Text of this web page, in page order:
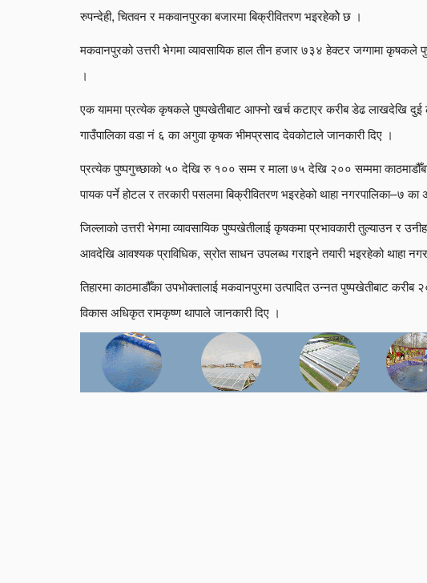
रुपन्देही, चितवन र मकवानपुरका बजारमा बिक्रीवितरण भइरहेकोे छ ।
मकवानपुरको उत्तरी भेगमा व्यावसायिक हाल तीन हजार ७३४ हेक्टर जग्गामा कृषकले
।
एक याममा प्रत्येक कृषकले पुष्पखेतीबाट आफ्नो खर्च कटाएर करीब डेढ लाखदेखि दुई
गाउँपालिका वडा नं ६ का अगुवा कृषक भीमप्रसाद देवकोटाले जानकारी दिए ।
प्रत्येक पुष्पगुच्छाको ५० देखि रु १०० सम्म र माला ७५ देखि २०० सम्ममा
पायक पर्ने होटल र तरकारी पसलमा बिक्रीवितरण भइरहेको थाहा नगरपालिका–७
जिल्लाको उत्तरी भेगमा व्यावसायिक पुष्पखेतीलाई कृषकमा प्रभावकारी तुल्याउन र
आवदेखि आवश्यक प्राविधिक, स्रोत साधन उपलब्ध गराइने तयारी भइरहेको थाहा
तिहारमा काठमाडौँका उपभोक्तालाई मकवानपुरमा उत्पादित उन्नत पुष्पखेतीबाट
विकास अधिकृत रामकृष्ण थापाले जानकारी दिए ।